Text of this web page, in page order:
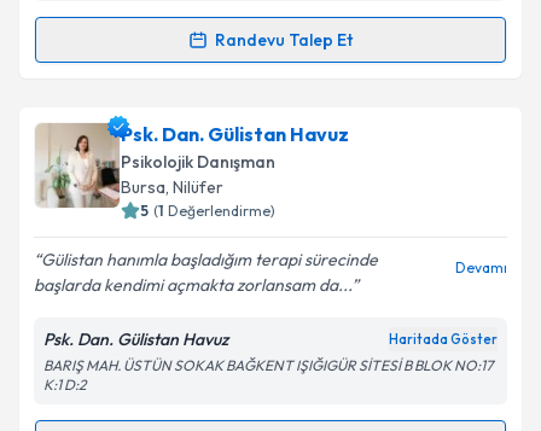
Takvim Talebini Gönder
Randevu Talep Et
Randevu Takvimi Talebi
Psk. Tuğçe Evirgeniçin randevu takvimi talebi
oluşturun. Size bu uzmandan randevu almanız için bir
takvim hazırlandığında e-posta ile bilgilendireceğiz.
Kişisel verilerimin işlenmesine ilişkin
Aydınlatma
Metni'ni okudum ve kişisel verilerimin belirtilen
Psk. Dan. Gülistan Havuz
Psikolojik Danışman
Bursa, Nilüfer
5 (1 Değerlendirme)
Gülistan hanımla başladığım terapi sürecinde
başlarda kendimi açmakta zorlansam da...
Devamı
Psk. Dan. Gülistan Havuz Haritada Göster
BARIŞ MAH. ÜSTÜN SOKAK BAĞKENT IŞIĞIGÜR SİTESİ B BLOK NO:17
K:1 D:2